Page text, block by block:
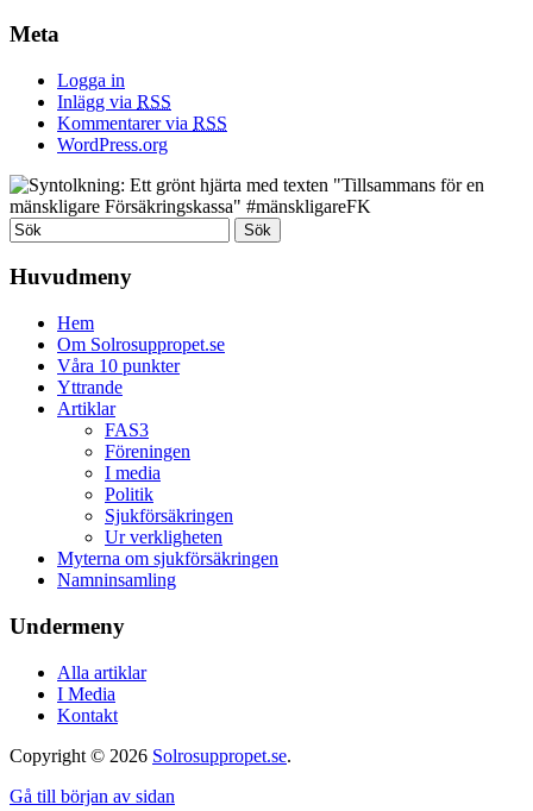
Meta
Logga in
Inlägg via RSS
Kommentarer via RSS
WordPress.org
Huvudmeny
Hem
Om Solrosuppropet.se
Våra 10 punkter
Yttrande
Artiklar
FAS3
Föreningen
I media
Politik
Sjukförsäkringen
Ur verkligheten
Myterna om sjukförsäkringen
Namninsamling
Undermeny
Alla artiklar
I Media
Kontakt
Copyright © 2026 Solrosuppropet.se.
Gå till början av sidan